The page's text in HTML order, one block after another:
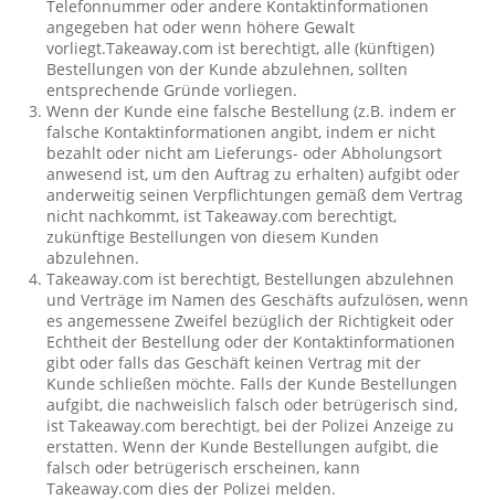
Telefonnummer oder andere Kontaktinformationen
angegeben hat oder wenn höhere Gewalt
vorliegt.Takeaway.com ist berechtigt, alle (künftigen)
Bestellungen von der Kunde abzulehnen, sollten
entsprechende Gründe vorliegen.
Wenn der Kunde eine falsche Bestellung (z.B. indem er
falsche Kontaktinformationen angibt, indem er nicht
bezahlt oder nicht am Lieferungs- oder Abholungsort
anwesend ist, um den Auftrag zu erhalten) aufgibt oder
anderweitig seinen Verpflichtungen gemäß dem Vertrag
nicht nachkommt, ist Takeaway.com berechtigt,
zukünftige Bestellungen von diesem Kunden
abzulehnen.
Takeaway.com ist berechtigt, Bestellungen abzulehnen
und Verträge im Namen des Geschäfts aufzulösen, wenn
es angemessene Zweifel bezüglich der Richtigkeit oder
Echtheit der Bestellung oder der Kontaktinformationen
gibt oder falls das Geschäft keinen Vertrag mit der
Kunde schließen möchte. Falls der Kunde Bestellungen
aufgibt, die nachweislich falsch oder betrügerisch sind,
ist Takeaway.com berechtigt, bei der Polizei Anzeige zu
erstatten. Wenn der Kunde Bestellungen aufgibt, die
falsch oder betrügerisch erscheinen, kann
Takeaway.com dies der Polizei melden.